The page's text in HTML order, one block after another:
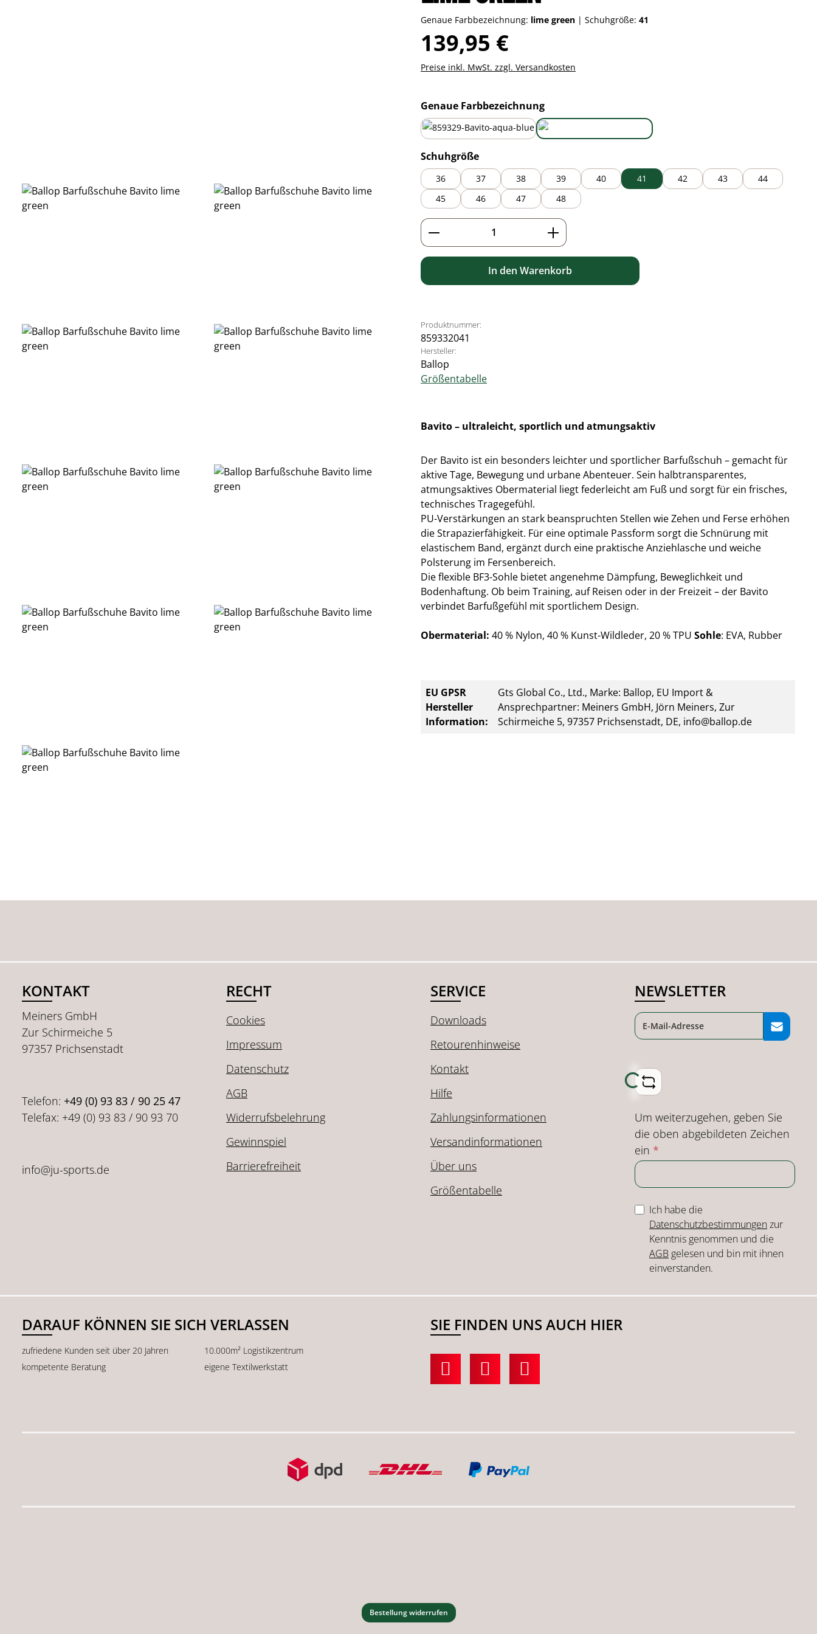
Genaue Farbbezeichnung: lime green | Schuhgröße: 41
Regulärer Preis:
139,95 €
Preise inkl. MwSt. zzgl. Versandkosten
Genaue Farbbezeichnungauswählen
aqua blue lime green
Schuhgrößeauswählen
36 37 38 39 40 41 42 43
44
45
46 47 48
Produkt Anzahl: Gib den gewünschten Wert ein oder
In den Warenkorb
Produktnummer:
859332041
Hersteller:
Ballop
Größentabelle
Bavito – ultraleicht, sportlich und atmungsaktiv
Der Bavito ist ein besonders leichter und sportlicher Barfußschuh – gemacht für
aktive Tage, Bewegung und urbane Abenteuer. Sein halbtransparentes,
atmungsaktives Obermaterial liegt federleicht am Fuß und sorgt für ein frisches,
technisches Tragegefühl.
PU-Verstärkungen an stark beanspruchten Stellen wie Zehen und Ferse erhöhen
die Strapazierfähigkeit. Für eine optimale Passform sorgt die Schnürung mit
elastischem Band, ergänzt durch eine praktische Anziehlasche und weiche
Polsterung im Fersenbereich.
Die flexible BF3-Sohle bietet angenehme Dämpfung, Beweglichkeit und
Bodenhaftung. Ob beim Training, auf Reisen oder in der Freizeit – der Bavito
verbindet Barfußgefühl mit sportlichem Design.
Obermaterial: 40 % Nylon, 40 % Kunst-Wildleder, 20 %TPU Sohle: EVA, Rubber
EU GPSR
Hersteller
Information:
Gts Global Co., Ltd., Marke: Ballop, EU Import &
Ansprechpartner: Meiners GmbH, Jörn Meiners, Zur
Schirmeiche 5, 97357 Prichsenstadt, DE, info@ballop.de
KONTAKT
Meiners GmbH
Zur Schirmeiche 5
97357 Prichsenstadt
Telefon: +49 (0) 93 83 / 90 25 47
Telefax: +49 (0) 93 83 / 90 93 70
info@ju-sports.de
RECHT
Cookies
Impressum
Datenschutz
AGB
Widerrufsbelehrung
Gewinnspiel
Barrierefreiheit
SERVICE
Downloads
Retourenhinweise
Kontakt
Hilfe
Zahlungsinformationen
Versandinformationen
Über uns
Größentabelle
NEWSLETTER
Loading...
Um weiterzugehen, geben Sie
die oben abgebildeten Zeichen
ein *
Ich habe die
Datenschutzbestimmungenzur
Kenntnis genommen und die
AGB gelesen und bin mit ihnen
einverstanden.
DARAUF KÖNNEN SIE SICH VERLASSEN
zufriedene Kunden seit über 20 Jahren
10.000m² Logistikzentrum
kompetente Beratung
eigene Textilwerkstatt
SIE FINDEN UNS AUCH HIER
Bestellung widerrufen